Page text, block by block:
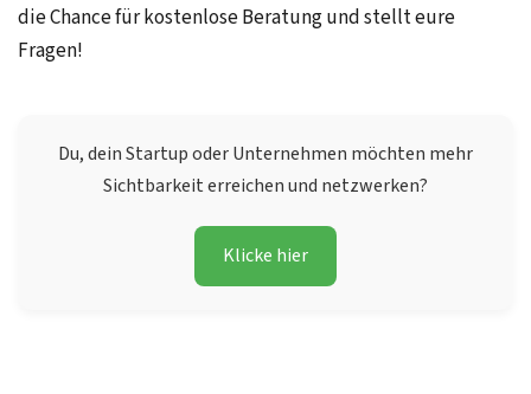
die Chance für kostenlose Beratung und stellt eure
Fragen!
Du, dein Startup oder Unternehmen möchten mehr
Sichtbarkeit erreichen und netzwerken?
Klicke hier